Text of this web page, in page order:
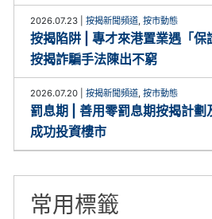
2026.07.23 按揭新聞頻道 按市動態
按揭陷阱 | 專才來港置業遇「保
按揭詐騙手法陳出不窮
2026.07.20 按揭新聞頻道 按市動態
罰息期 | 善用零罰息期按揭計劃
成功投資樓市
常用標籤